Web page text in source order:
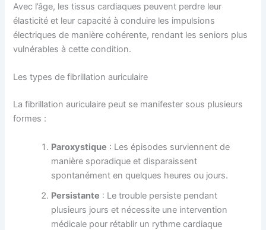
Avec l’âge, les tissus cardiaques peuvent perdre leur
élasticité et leur capacité à conduire les impulsions
électriques de manière cohérente, rendant les seniors plus
vulnérables à cette condition.
Les types de fibrillation auriculaire
La fibrillation auriculaire peut se manifester sous plusieurs
formes :
Paroxystique : Les épisodes surviennent de
manière sporadique et disparaissent
spontanément en quelques heures ou jours.
Persistante : Le trouble persiste pendant
plusieurs jours et nécessite une intervention
médicale pour rétablir un rythme cardiaque